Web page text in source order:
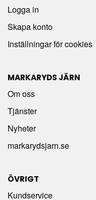
Logga in
Skapa konto
Inställningar för cookies
MARKARYDS JÄRN
Om oss
Tjänster
Nyheter
markarydsjarn.se
ÖVRIGT
Kundservice